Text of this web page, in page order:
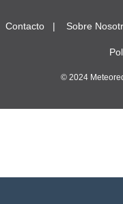
Contacto Sobre
© 2024